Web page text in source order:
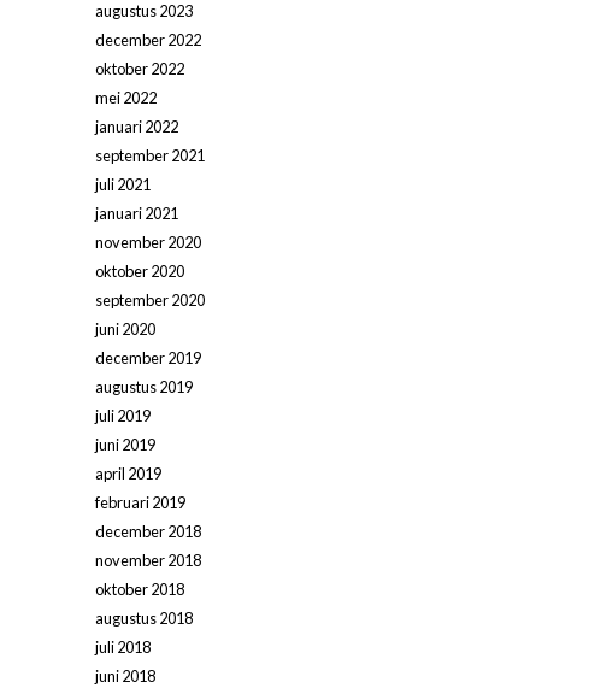
augustus 2023
december 2022
oktober 2022
mei 2022
januari 2022
september 2021
juli 2021
januari 2021
november 2020
oktober 2020
september 2020
juni 2020
december 2019
augustus 2019
juli 2019
juni 2019
april 2019
februari 2019
december 2018
november 2018
oktober 2018
augustus 2018
juli 2018
juni 2018